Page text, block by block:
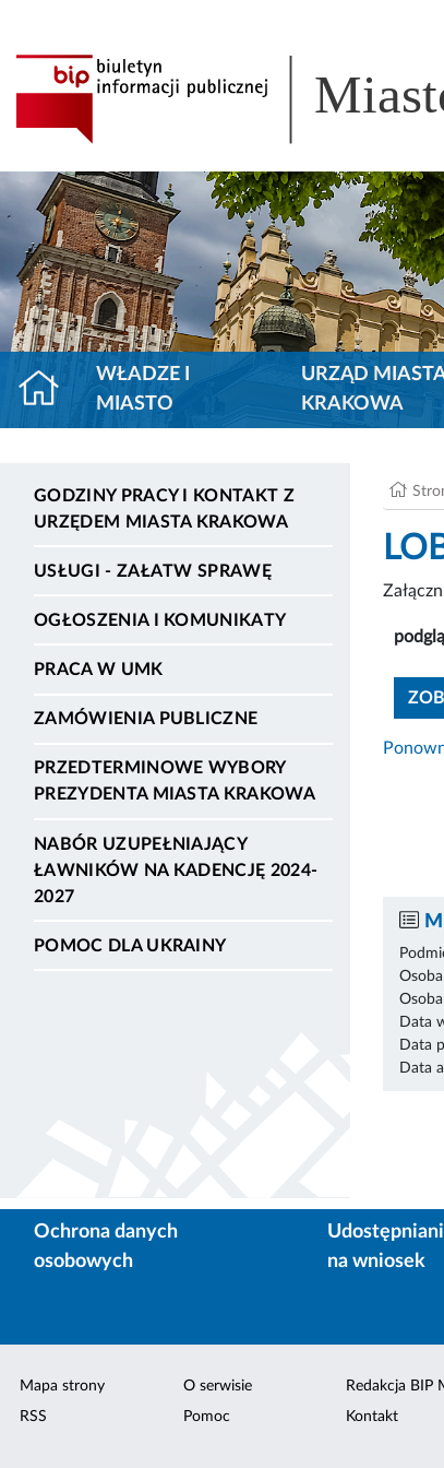
WŁADZE I
MIASTO
URZĄD
KRAKOWA
GODZINY PRACY I KONTAKT Z
URZĘDEM MIASTA KRAKOWA
USŁUGI - ZAŁATW SPRAWĘ
OGŁOSZENIA I KOMUNIKATY
PRACA W UMK
ZAMÓWIENIA PUBLICZNE
PRZEDTERMINOWE WYBORY
PREZYDENTA MIASTA KRAKOWA
NABÓR UZUPEŁNIAJĄCY
ŁAWNIKÓW NA KADENCJĘ 2024-
2027
POMOC DLA UKRAINY
Data
Data
Data
Ochrona danych
osobowych
na wniosek
Mapa strony
RSS
O serwisie
Pomoc
Redakcja BIP
Kontakt